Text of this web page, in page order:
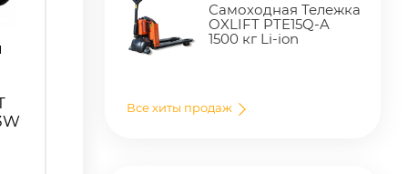
Самоходная Тележка
OXLIFT PTE15Q-A
1500 кг Li-ion
Все хиты продаж